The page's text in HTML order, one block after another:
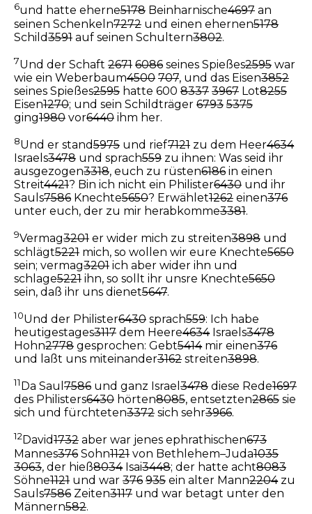
6und hatte eherne5178 Beinharnische4697 an
seinen Schenkeln7272 und einen ehernen5178
Schild3591 auf seinen Schultern3802.
7Und der Schaft 2671 6086 seines Spießes2595 war
wie ein Weberbaum4500 707, und das Eisen3852
seines Spießes2595 hatte 600 8337 3967 Lot8255
Eisen1270; und sein Schildträger 6793 5375
ging1980 vor6440 ihm her.
8Und er stand5975 und rief7121 zu dem Heer4634
Israels3478 und sprach559 zu ihnen: Was seid ihr
ausgezogen3318, euch zu rüsten6186 in einen
Streit4421? Bin ich nicht ein Philister6430 und ihr
Sauls7586 Knechte5650? Erwählet1262 einen376
unter euch, der zu mir herabkomme3381.
9Vermag3201 er wider mich zu streiten3898 und
schlägt5221 mich, so wollen wir eure Knechte5650
sein; vermag3201 ich aber wider ihn und
schlage5221 ihn, so sollt ihr unsre Knechte5650
sein, daß ihr uns dienet5647.
10Und der Philister6430 sprach559: Ich habe
heutigestages3117 dem Heere4634Israels3478
Hohn2778 gesprochen: Gebt5414mir einen376
und laßt uns miteinander3162 streiten3898.
11 Da Saul 7586 und ganz Israel 3478 diese Rede1697
des Philisters6430 hörten8085, entsetzten2865 sie
sich und fürchteten3372 sich sehr3966.
12David1732 aber war jenes ephrathischen673
Mannes376 Sohn1121 von Bethlehem–Juda1035
3063, der hieß8034Isai3448; der hatte acht8083
Söhne1121 und war 376 935 ein alter Mann2204zu
Sauls7586 Zeiten3117 und war betagt unter den
Männern582.